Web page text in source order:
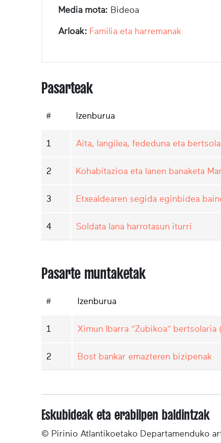
Media mota: Bideoa
Arloak: Familia eta harremanak
Pasarteak
# Izenburua
1 Aita, langilea, fededuna eta
2 Kohabitazioa eta lanen banaketa
3 Etxealdearen segida eginbidea
4 Soldata lana harrotasun iturri
Pasarte muntaketak
# Izenburua
1 Ximun Ibarra "Zubikoa" bertsolaria
2 Bost bankar emazteren bizipenak
Eskubideak eta erabilpen baldintzak
© Pirinio Atlantikoetako Departamenduko